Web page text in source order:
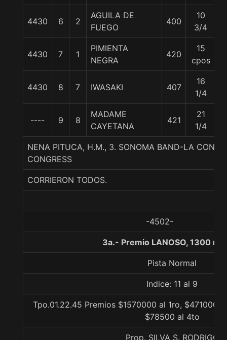
4430 6 2
AGUILA DE
FUEGO
400
10
3/4
4430 7 1
PIMIENTA
NEGRA
420
15
cpos
4430 8 7 IWASAKI 407
16
1/4
---- 9 8
MADAME
CAYETANA
421
21
1/4
NENA PITUCA, H.M., 3. SONOMA BAND-LA
CONGRESS
CORRIERON TODOS.
-4502-
3a.- Premio LANOSO, 1300
Pista Normal
Indice: 11 al 9
Tpo.01.22.45 Premios $1570000 al 1ro, $471000
$78500 al 4to
Prop. SILVA S. RODRIGO